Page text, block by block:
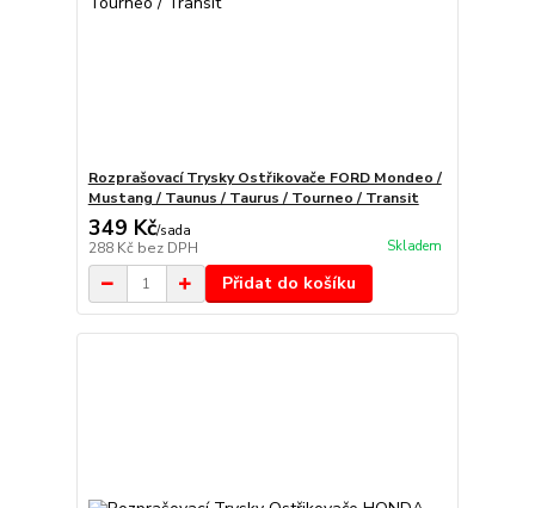
Rozprašovací Trysky Ostřikovače FORD Mondeo /
Mustang / Taunus / Taurus / Tourneo / Transit
349 Kč/sada
288 Kč bez DPH Skladem
Přidat do košíku